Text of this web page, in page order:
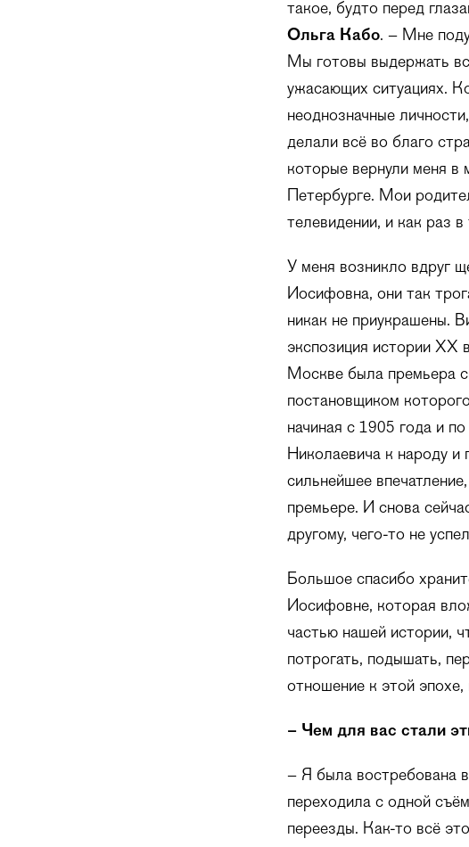
такое, будто перед
Ольга Кабо. – Мне
Мы готовы выдержать
ужасающих ситуациях.
неоднозначные
делали всё во благо
которые вернули меня в
Петербурге. Мои
телевидении, и как раз
У меня возникло вдруг
Иосифовна, они так
никак не приукрашены.
экспозиция истории ХХ
Москве была премьера
постановщиком
начиная с 1905 года и
Николаевича к народу и
сильнейшее
премьере. И снова
другому, чего-то не
Большое спасибо
Иосифовне, которая
частью нашей истории,
потрогать, подышать,
отношение к этой
– Чем для вас стали
– Я была востребована
переходила с одной
переезды. Как-то всё